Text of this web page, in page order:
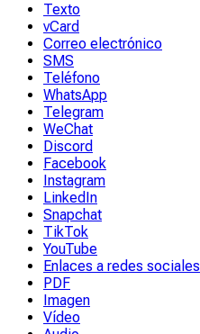
Texto
vCard
Correo electrónico
SMS
Teléfono
WhatsApp
Telegram
WeChat
Discord
Facebook
Instagram
LinkedIn
Snapchat
TikTok
YouTube
Enlaces a redes sociales
PDF
Imagen
Vídeo